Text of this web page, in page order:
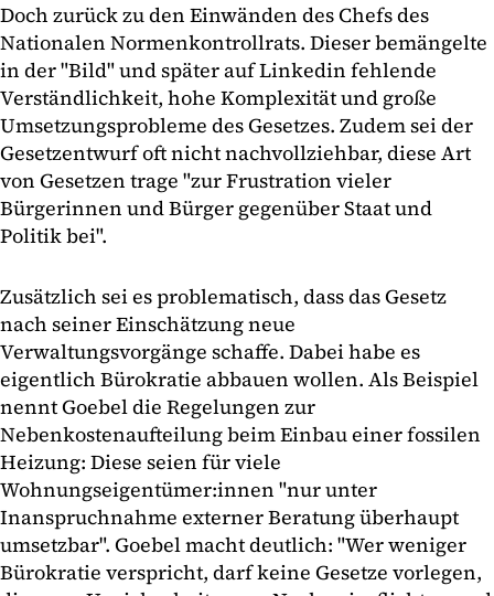
Doch zurück zu den Einwänden des Chefs des
Nationalen Normenkontrollrats. Dieser bemängelte
in der "Bild" und später auf Linkedin fehlende
Verständlichkeit, hohe Komplexität und große
Umsetzungsprobleme des Gesetzes. Zudem sei der
Gesetzentwurf oft nicht nachvollziehbar, diese Art
von Gesetzen trage "zur Frustration vieler
Bürgerinnen und Bürger gegenüber Staat und
Politik bei".
Zusätzlich sei es problematisch, dass das Gesetz
nach seiner Einschätzung neue
Verwaltungsvorgänge schaffe. Dabei habe es
eigentlich Bürokratie abbauen wollen. Als Beispiel
nennt Goebel die Regelungen zur
Nebenkostenaufteilung beim Einbau einer fossilen
Heizung: Diese seien für viele
Wohnungseigentümer:innen "nur unter
Inanspruchnahme externer Beratung überhaupt
umsetzbar". Goebel macht deutlich: "Wer weniger
Bürokratie verspricht, darf keine Gesetze vorlegen,